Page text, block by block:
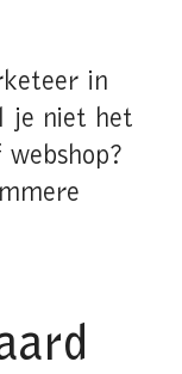
in
je niet het